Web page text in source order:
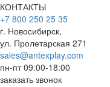
КОНТАКТЫ
+7 800 250 25 35
г. Новосибирск,
ул. Пролетарская 271
sales@antexplay.com
пн-пт 09:00-18:00
заказать звонок